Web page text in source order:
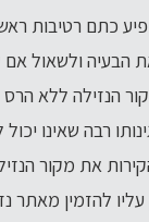
כתם רטיבות
הבעיה ולשאול אם
הנזילה ללא הרס
רבה שאינו
את מקור
להזמין מאתר